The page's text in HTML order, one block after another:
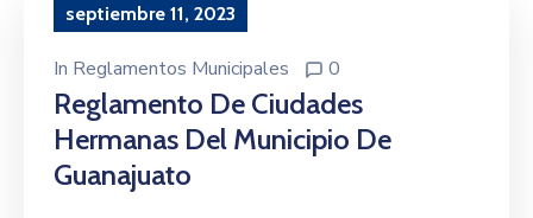
septiembre 11, 2023
In Reglamentos Municipales 0
Reglamento De Ciudades
Hermanas Del Municipio De
Guanajuato